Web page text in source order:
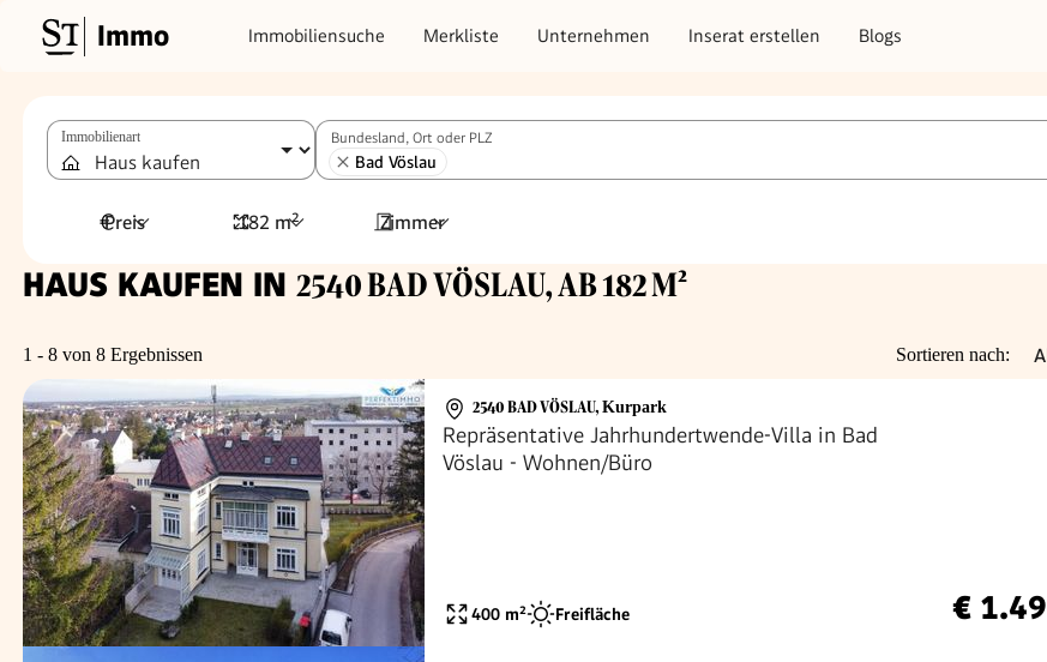
Immo Immobiliensuche Merkliste Unternehmen Inserat erstellen Blogs
Immobilienart Bundesland, Ort oder PLZ
Bad Vöslau
Preis 182 m² Zimmer
HAUS KAUFEN IN 2540 BAD VÖSLAU, AB 182 M²
1 - 8 von 8 Ergebnissen Sortieren nach:
2540 BAD VÖSLAU, Kurpark
Repräsentative Jahrhundertwende-Villa in Bad
Vöslau - Wohnen/Büro
400 m² Freifläche €